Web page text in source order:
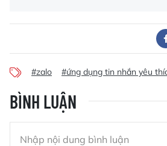
#zalo #ứng dụng tin nhắn yêu
BÌNH LUẬN